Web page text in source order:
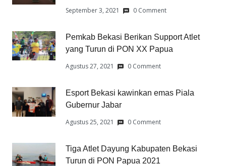
September 3, 2021 0 Comment
Pemkab Bekasi Berikan Support Atlet
yang Turun di PON XX Papua
Agustus 27, 2021 0 Comment
Esport Bekasi kawinkan emas Piala
Gubernur Jabar
Agustus 25, 2021 0 Comment
Tiga Atlet Dayung Kabupaten Bekasi
Turun di PON Papua 2021